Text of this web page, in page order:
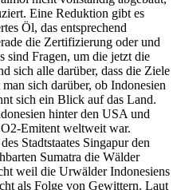
Eine Reduktion gibt es
Öl, das entsprechend
die Zertifizierung oder und
sind Fragen, um die jetzt die
sich alle darüber, dass die Ziele
sich darüber, ob Indonesien
sich ein Blick auf das Land.
hinter den USA und
Emitent weltweit war.
Stadtstaates Singapur den
Sumatra die Wälder
weil die Urwälder Indonesiens
als Folge von Gewittern. Laut